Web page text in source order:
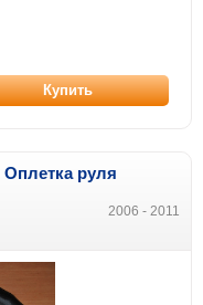
Купить
руля
2006 - 2011